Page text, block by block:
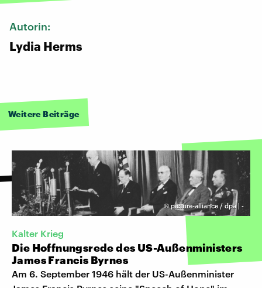
Autorin:
Lydia Herms
Weitere Beiträge
©picture-alliance / dpa | -
Kalter Krieg
Die Hoffnungsrede des US-Außenministers
James Francis Byrnes
Am 6. September 1946 hält der US-Außenminister